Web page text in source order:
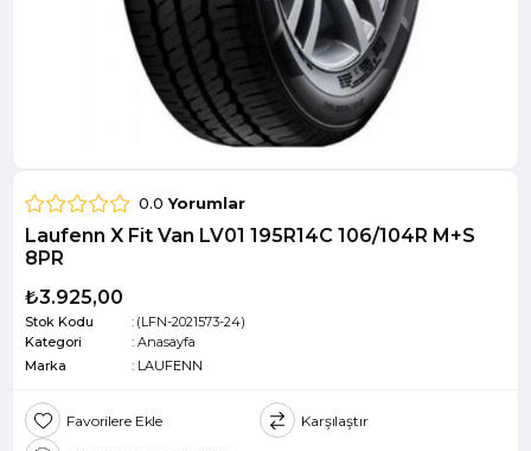
0.0 Yorumlar
Laufenn X Fit Van LV01 195R14C 106/104R M+S
8PR
₺3.925,00
Stok Kodu
(LFN-2021573-24)
Kategori
: Anasayfa
Marka
: LAUFENN
Favorilere Ekle
Karşılaştır